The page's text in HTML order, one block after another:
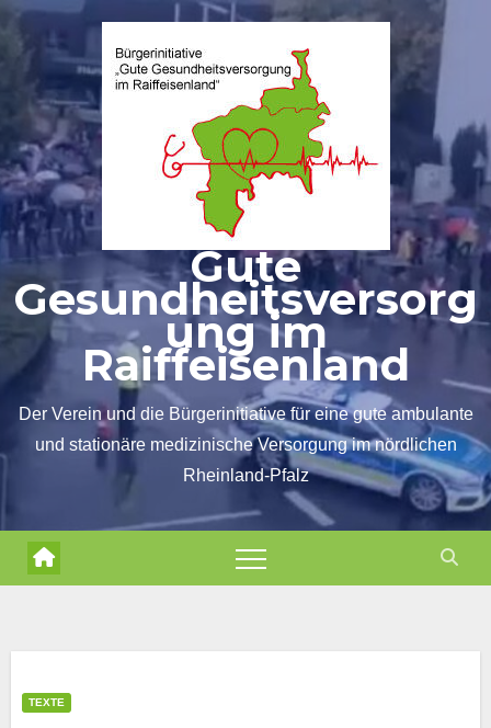
Zum
springen
Gute
Gesundheitsversorg
ung im
Raiffeisenland
Der Verein und die Bürgerinitiative für eine gute ambulante
und stationäre medizinische Versorgung im nördlichen
Rheinland-Pfalz
TEXTE